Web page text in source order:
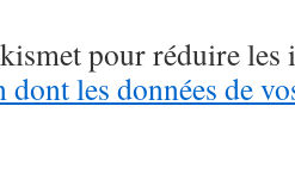
pour réduire les
les données de